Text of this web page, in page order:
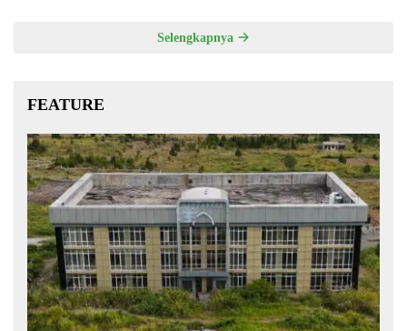
Selengkapnya
FEATURE